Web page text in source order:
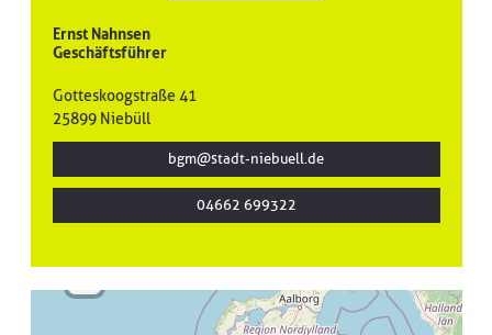
Ernst Nahnsen
Geschäftsführer
Gotteskoogstraße 41
25899 Niebüll
bgm@stadt-niebuell.de
04662 699322
-